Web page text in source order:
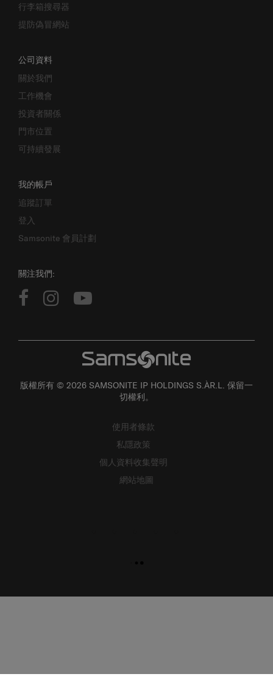
行李箱搜尋器
提防偽冒網站
公司資料
關於我們
工作機會
投資者關係
門市位置
可持續發展
我的帳戶
追蹤訂單
登入
Samsonite 會員計劃
關注我們:
版權所有 © 2026 SAMSONITE IP HOLDINGS S.ÀR.L. 保留一
切權利。
使用者條款
私隱政策
個人資料收集聲明
網站地圖